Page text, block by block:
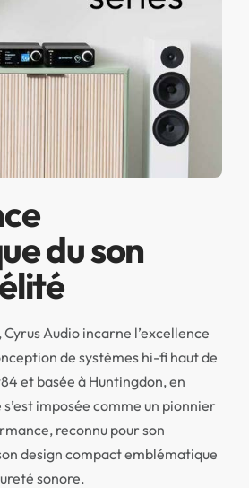
du son
Audio incarne l’excellence
de systèmes hi-fi haut de
et basée à Huntingdon, en
imposée comme un pionnier
reconnu pour son
design compact emblématique
sonore.